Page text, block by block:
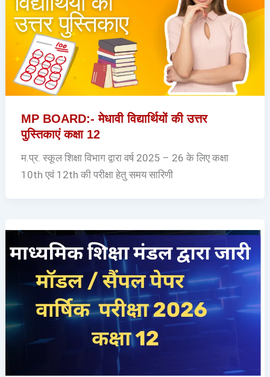
MP BOARD:- मेधावी विद्यार्थियों की उत्तर
पुस्तिकाएं कक्षा 12
म.प्र. स्कूल शिक्षा विभाग द्वारा वर्ष 2025 – 26 के लिए कक्षा
10th एवं 12th की परीक्षा हेतु समय सारिणी